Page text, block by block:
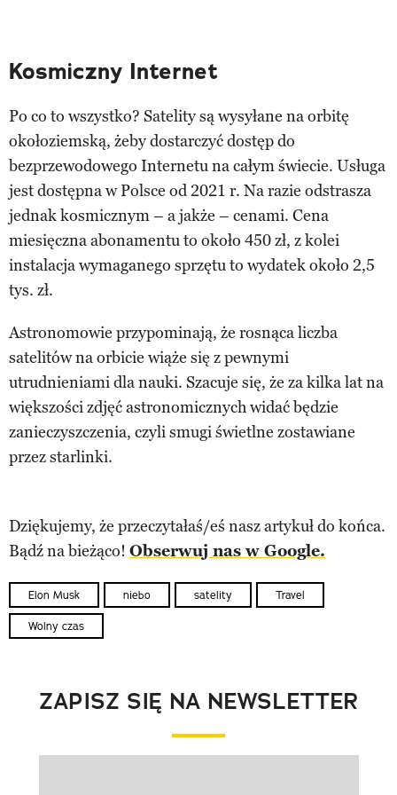
Kosmiczny Internet
Po co to wszystko? Satelity są wysyłane na orbitę
okołoziemską, żeby dostarczyć dostęp do
bezprzewodowego Internetu na całym świecie. Usługa
jest dostępna w Polsce od 2021 r. Na razie odstrasza
jednak kosmicznym – a jakże – cenami. Cena
miesięczna abonamentu to około 450 zł, z kolei
instalacja wymaganego sprzętu to wydatek około 2,5
tys. zł.
Astronomowie przypominają, że rosnąca liczba
satelitów na orbicie wiąże się z pewnymi
utrudnieniami dla nauki. Szacuje się, że za kilka lat na
większości zdjęć astronomicznych widać będzie
zanieczyszczenia, czyli smugi świetlne zostawiane
przez starlinki.
Dziękujemy, że przeczytałaś/eś nasz artykuł do końca.
Bądź na bieżąco! Obserwuj nas w Google.
Elon Musk niebo satelity Travel
Wolny czas
ZAPISZ SIĘ NA NEWSLETTER